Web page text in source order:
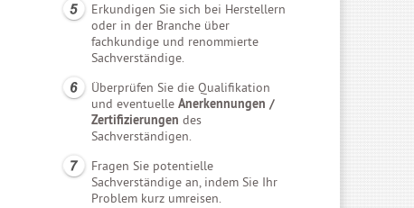
Erkundigen Sie sich bei Herstellern
oder in der Branche über
fachkundige und renommierte
Sachverständige.
Überprüfen Sie die Qualifikation
und eventuelle Anerkennungen /
Zertifizierungen des
Sachverständigen.
Fragen Sie potentielle
Sachverständige an, indem Sie Ihr
Problem kurz umreisen.